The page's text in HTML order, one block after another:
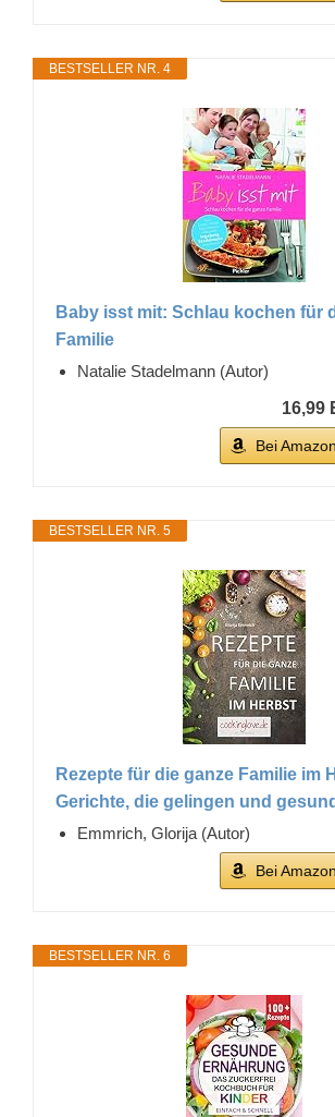
BESTSELLER NR. 4
Baby isst mit: Schlau kochen für
Familie
Natalie Stadelmann (Autor)
16,99
Bei
BESTSELLER NR. 5
Rezepte für die ganze Familie im
Gerichte, die gelingen und
Emmrich, Glorija (Autor)
Bei
BESTSELLER NR. 6